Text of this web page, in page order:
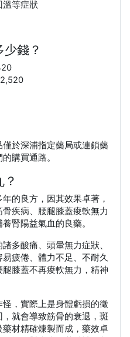
溫等症狀
錢？
於深浦指定藥局或連鎖藥
購買通路。
的良方，因其效果卓著，
疾病、腰腿膝蓋痠軟無力
腎陽益氣血的良藥。
多酸痛、頭暈無力症狀、
疲倦、體力不足、不耐久
膝蓋不再痠軟無力，精神
，實際上是身體虧損的徵
就會導致筋骨的衰退，斑
材精確煉製而成，藥效卓